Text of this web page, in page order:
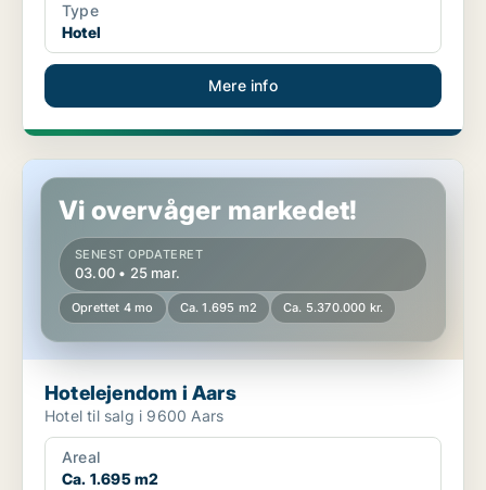
Type
Hotel
Mere info
Hotelejendom i Aars
Vi overvåger markedet!
SENEST OPDATERET
03.00 • 25 mar.
Oprettet 4 mo Ca. 1.695 m2 Ca. 5.370.000 kr.
Hotelejendom i Aars
Hotel til salg i 9600 Aars
Areal
Ca. 1.695 m2